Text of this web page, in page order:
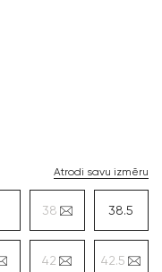
Atrodi savu izmēru
38 38.5
42 42.5